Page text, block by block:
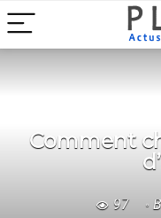
Comment
97